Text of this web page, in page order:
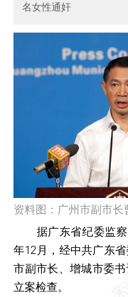
名女性通奸
资料图：广州市副市长
据广东省纪委监察
年12月，经中共广东
市副市长、增城市委
立案检查。